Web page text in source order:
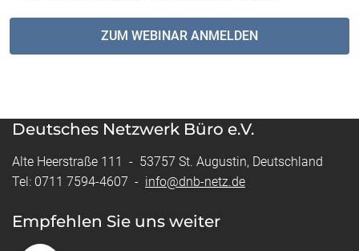
ZUM WEBINAR ANMELDEN
Deutsches Netzwerk Büro e.V.
Alte Heerstraße 111 - 53757 St. Augustin, Deutschland
Tel: 0711 7594-4607 - info@dnb-netz.de
Empfehlen Sie uns weiter